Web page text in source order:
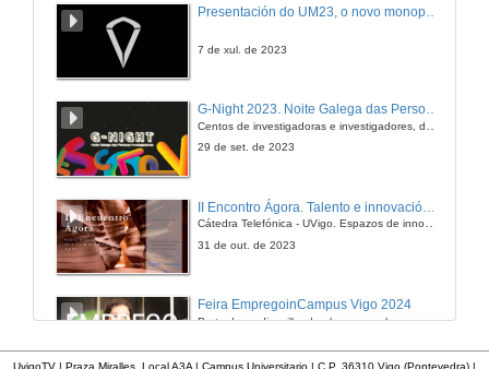
Presentación
7 de xul. de 2023
G-Night 2023. Noite Galega das Persoas Investigadoras. Conciencias creativas
29 de set. de 2023
Cátedra Telefónica - UVigo. Espazos de innovación
31 de out. de 2023
Feira EmpregoinCampus Vigo 2024
Preto de medio millar de alumnas e alumnos buscan coñecer máis de preto as oportunidades que lles achegan as arredor de medio cento de empresas que participan na edición viguesa da feira. Xunto coa visita aos stands, durante a feria desenvólvense varias actividades complementarias, como obradoiros, conversas, mesas redondas ou o pasaporte de empregabilidade, un espazo no que poderán recibir asesoramento sobre o seu CV.
UvigoTV | Praza Miralles. Local A3A | Campus Universitario | C.P. 36310 Vigo (Pontevedra) |